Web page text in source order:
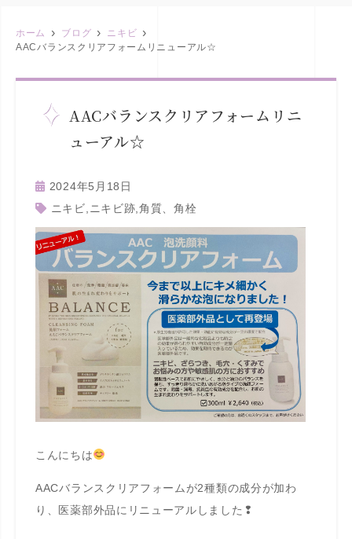
ホーム ブログ
ニキビ
AACバランスクリアフォームリニューアル☆
AACバランスクリアフォームリニ
ューアル☆
2024年5月18日
ニキビ ニキビ跡 ,角質、角栓
こんにちは
AACバランスクリアフォームが2種類の成分が加わ
り、医薬部外品にリニューアルしました❢